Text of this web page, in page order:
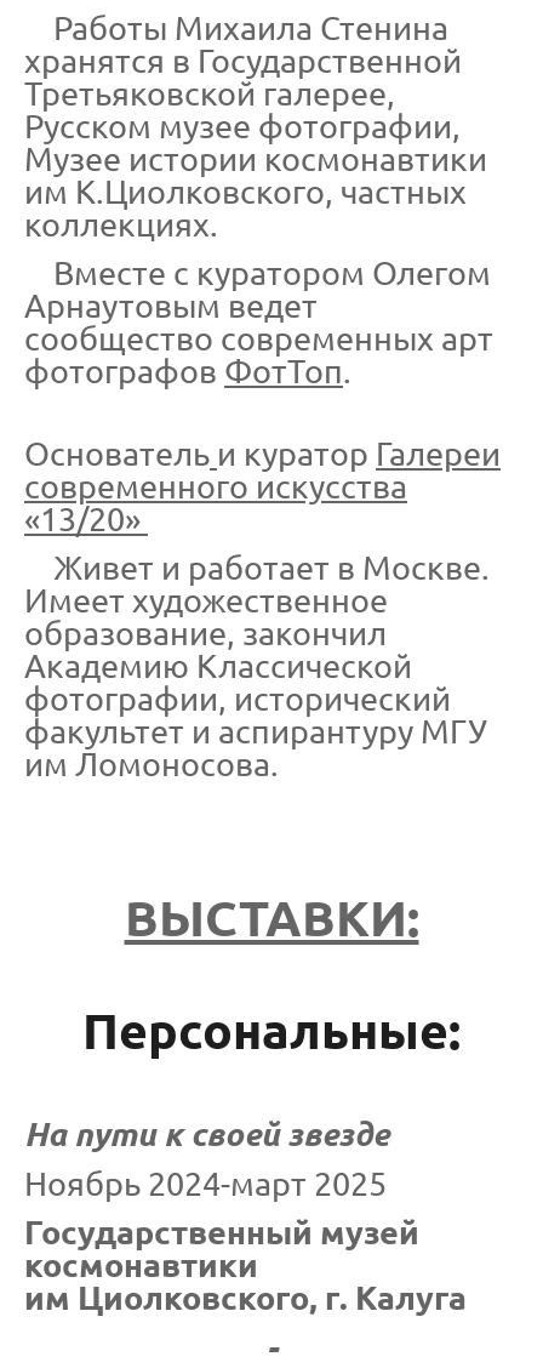
Работы Михаила Стенина
хранятся в Государственной
Третьяковской галерее,
Русском музее фотографии,
Музее истории космонавтики
им К.Циолковского, частных
коллекциях.
Вместе с куратором Олегом
Арнаутовым ведет
сообщество современных арт
фотографов ФотТоп.
Основатель и куратор Галереи
современного искусства
«13/20»
Живет и работает в Москве.
Имеет художественное
образование, закончил
Академию Классической
фотографии, исторический
факультет и аспирантуру МГУ
им Ломоносова.
ВЫСТАВКИ:
Персональные:
На пути к своей звезде
Ноябрь 2024-март 2025
Государственный музей
космонавтики
им Циолковского, г. Калуга
-